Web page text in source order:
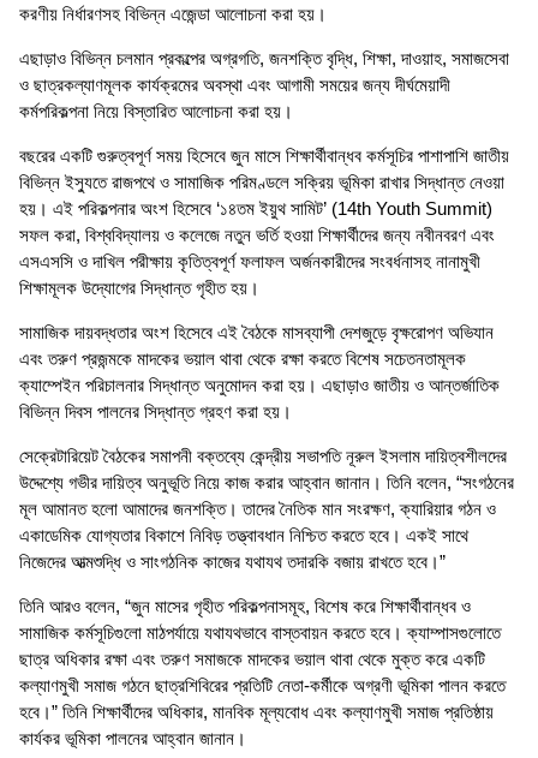
করণীয় নির্ধারণসহ বিভিন্ন এজেন্ডা আলোচনা করা হয়।
এছাড়াও বিভিন্ন চলমান প্রকল্পের অগ্রগতি, জনশক্তি বৃদ্ধি, শিক্ষা, দাওয়াহ, সমাজসেবা
ও ছাত্রকল্যাণমূলক কার্যক্রমের অবস্থা এবং আগামী সময়ের জন্য দীর্ঘমেয়াদী
কর্মপরিকল্পনা নিয়ে বিস্তারিত আলোচনা করা হয়।
বছরের একটি গুরুত্বপূর্ণ সময় হিসেবে জুন মাসে শিক্ষার্থীবান্ধব কর্মসূচির পাশাপাশি জাতীয়
বিভিন্ন ইস্যুতে রাজপথে ও সামাজিক পরিমণ্ডলে সক্রিয় ভূমিকা রাখার সিদ্ধান্ত নেওয়া
হয়। এই পরিকল্পনার অংশ হিসেবে ‘১৪তম ইয়ুথ সামিট’ (14th Youth Summit)
সফল করা, বিশ্ববিদ্যালয় ও কলেজে নতুন ভর্তি হওয়া শিক্ষার্থীদের জন্য নবীনবরণ এবং
এসএসসি ও দাখিল পরীক্ষায় কৃতিত্বপূর্ণ ফলাফল অর্জনকারীদের সংবর্ধনাসহ নানামুখী
শিক্ষামূলক উদ্যোগের সিদ্ধান্ত গৃহীত হয়।
সামাজিক দায়বদ্ধতার অংশ হিসেবে এই বৈঠকে মাসব্যাপী দেশজুড়ে বৃক্ষরোপণ অভিযান
এবং তরুণ প্রজন্মকে মাদকের ভয়াল থাবা থেকে রক্ষা করতে বিশেষ সচেতনতামূলক
ক্যাম্পেইন পরিচালনার সিদ্ধান্ত অনুমোদন করা হয়। এছাড়াও জাতীয় ও আন্তর্জাতিক
বিভিন্ন দিবস পালনের সিদ্ধান্ত গ্রহণ করা হয়।
সেক্রেটারিয়েট বৈঠকের সমাপনী বক্তব্যে কেন্দ্রীয় সভাপতি নূরুল ইসলাম দায়িত্বশীলদের
উদ্দেশ্যে গভীর দায়িত্ব অনুভূতি নিয়ে কাজ করার আহ্বান জানান। তিনি বলেন, “সংগঠনের
মূল আমানত হলো আমাদের জনশক্তি। তাদের নৈতিক মান সংরক্ষণ, ক্যারিয়ার গঠন ও
একাডেমিক যোগ্যতার বিকাশে নিবিড় তত্ত্বাবধান নিশ্চিত করতে হবে। একই সাথে
নিজেদের আত্মশুদ্ধি ও সাংগঠনিক কাজের যথাযথ তদারকি বজায় রাখতে হবে।”
তিনি আরও বলেন, “জুন মাসের গৃহীত পরিকল্পনাসমূহ, বিশেষ করে শিক্ষার্থীবান্ধব ও
সামাজিক কর্মসূচিগুলো মাঠপর্যায়ে যথাযথভাবে বাস্তবায়ন করতে হবে। ক্যাম্পাসগুলোতে
ছাত্র অধিকার রক্ষা এবং তরুণ সমাজকে মাদকের ভয়াল থাবা থেকে মুক্ত করে একটি
কল্যাণমুখী সমাজ গঠনে ছাত্রশিবিরের প্রতিটি নেতা-কর্মীকে অগ্রণী ভূমিকা পালন করতে
হবে।” তিনি শিক্ষার্থীদের অধিকার, মানবিক মূল্যবোধ এবং কল্যাণমুখী সমাজ প্রতিষ্ঠায়
কার্যকর ভূমিকা পালনের আহ্বান জানান।